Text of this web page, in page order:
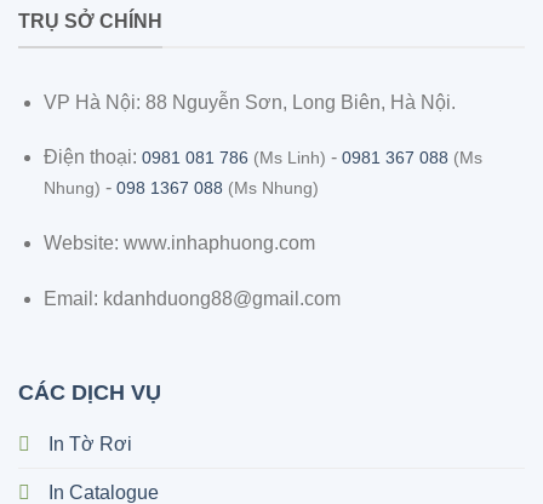
TRỤ SỞ CHÍNH
VP Hà Nội: 88 Nguyễn Sơn, Long Biên, Hà Nội.
Điện thoại: 0981 081 786 (Ms Linh) - 0981 367 088 (Ms
Nhung) - 098 1367 088 (Ms Nhung)
Website: www.inhaphuong.com
Email: kdanhduong88@gmail.com
CÁC DỊCH VỤ
In Tờ Rơi
In Catalogue